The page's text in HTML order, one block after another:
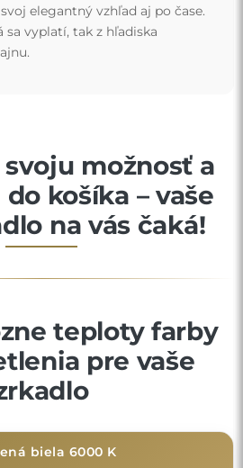
elegantný vzhľad aj po čase.
sa vyplatí, tak z hľadiska
možnosť a
košíka – vaše
na vás čaká!
teploty farby
pre vaše
biela 6000 K